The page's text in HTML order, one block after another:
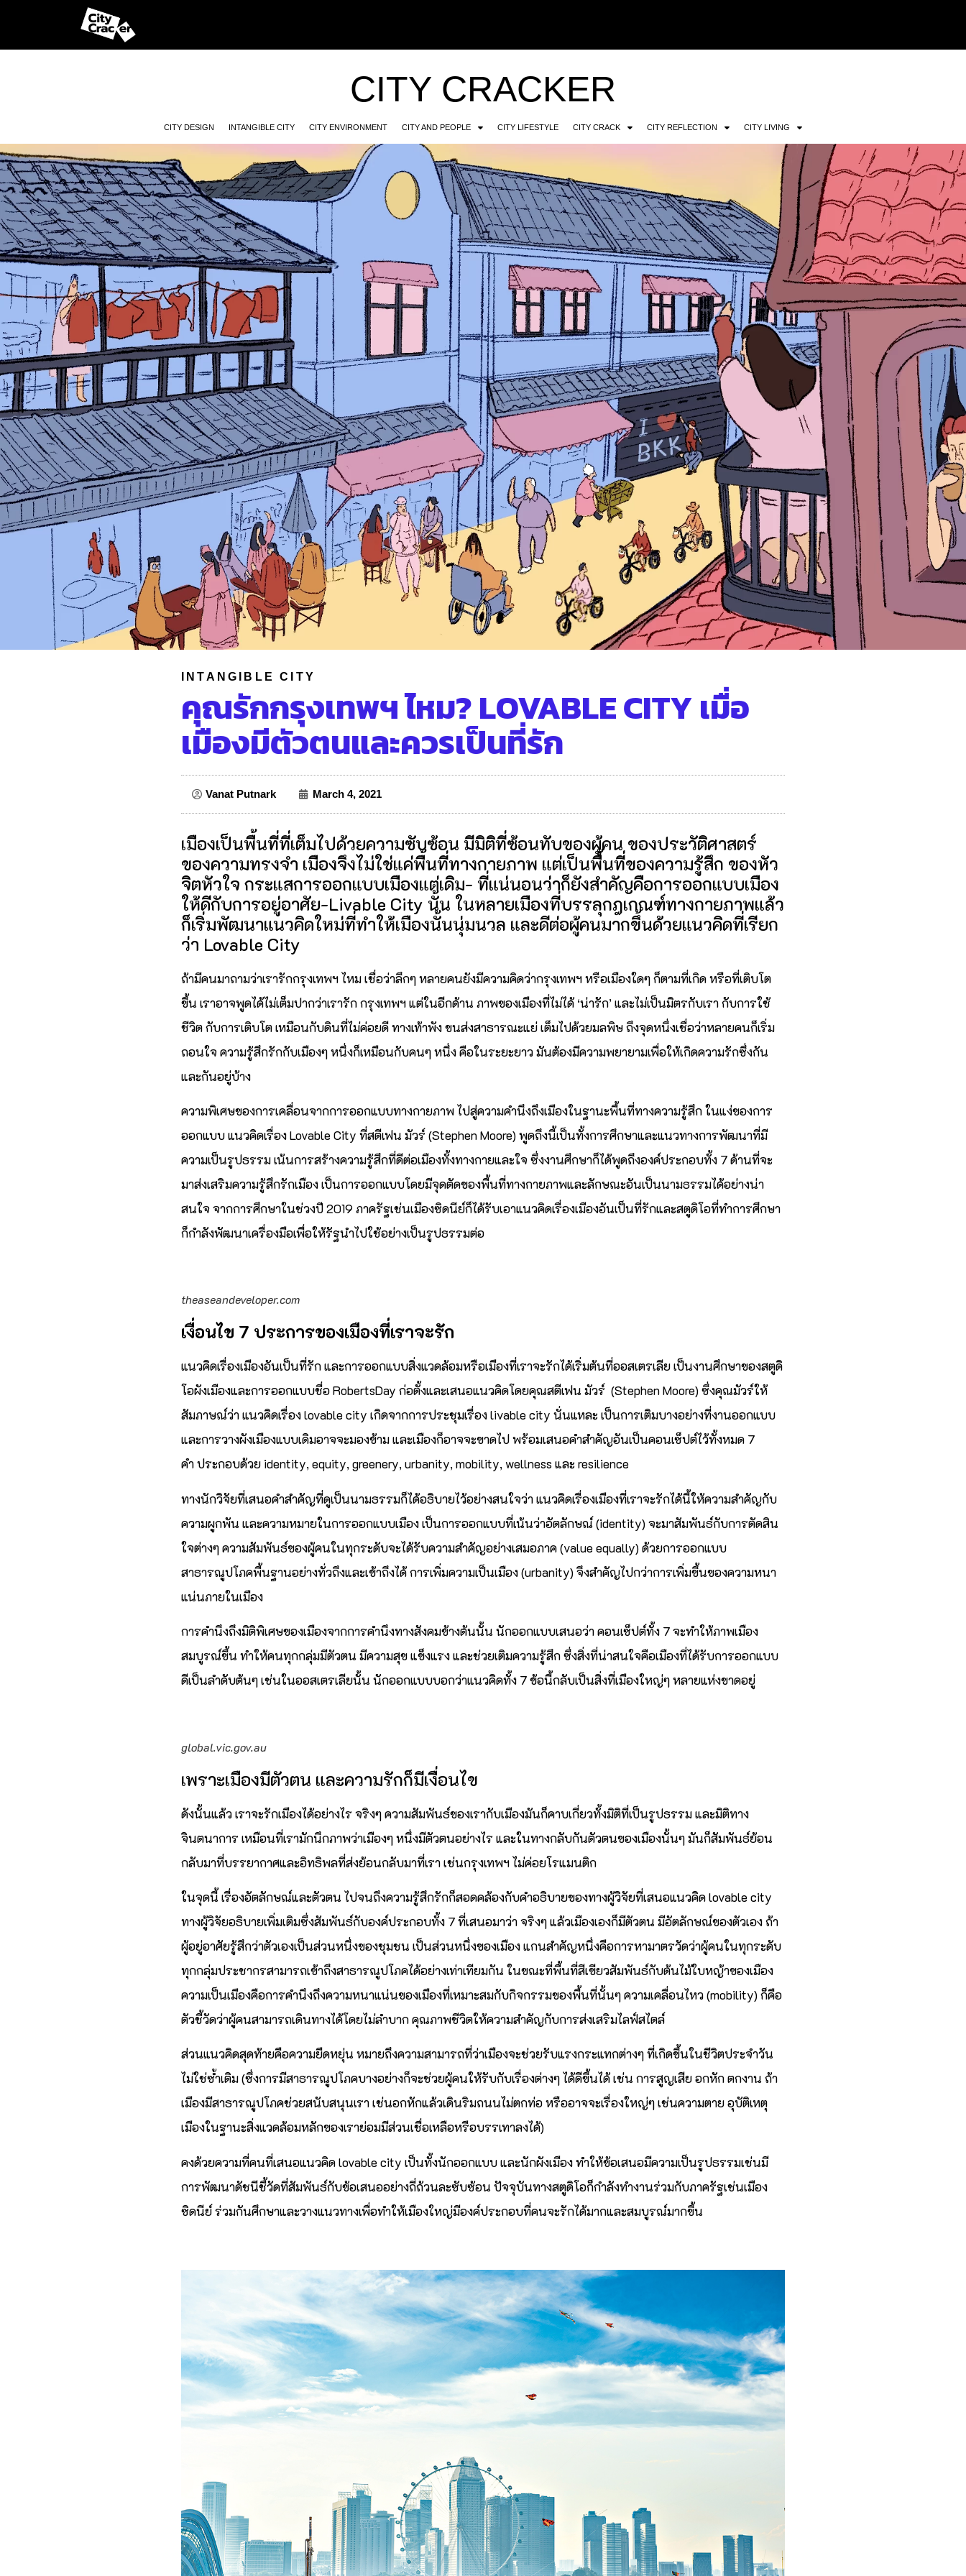
CITY CRACKER
CITY DESIGN INTANGIBLE CITY CITY ENVIRONMENT CITY AND PEOPLE CITY LIFESTYLE CITY CRACK CITY REFLECTION CITY LIVING
INTANGIBLE CITY
คุณรักกรุงเทพฯ ไหม? LOVABLE CITY เมื่อ
เมืองมีตัวตนและควรเป็นที่รัก
Vanat Putnark March 4, 2021
เมืองเป็นพื้นที่ที่เต็มไปด้วยความซับซ้อน มีมิติที่ซ้อนทับของผู้คน ของประวัติศาสตร์
ของความทรงจำ เมืองจึงไม่ใช่แค่พื้นที่ทางกายภาพ แต่เป็นพื้นที่ของความรู้สึก ของหัว
จิตหัวใจ กระแสการออกแบบเมืองแต่เดิม- ที่แน่นอนว่าก็ยังสำคัญคือการออกแบบเมือง
ให้ดีกับการอยู่อาศัย-Livable City นั้น ในหลายเมืองที่บรรลุกฎเกณฑ์ทางกายภาพแล้ว
ก็เริ่มพัฒนาแนวคิดใหม่ที่ทำให้เมืองนั้นนุ่มนวล และดีต่อผู้คนมากขึ้นด้วยแนวคิดที่เรียก
ว่า Lovable City
ถ้ามีคนมาถามว่าเรารักกรุงเทพฯ ไหม เชื่อว่าลึกๆ หลายคนยังมีความคิดว่ากรุงเทพฯ หรือเมืองใดๆ ก็ตามที่เกิด หรือที่เติบโต
ขึ้น เราอาจพูดได้ไม่เต็มปากว่าเรารัก กรุงเทพฯ แต่ในอีกด้าน ภาพของเมืองที่ไม่ได้ ‘น่ารัก’ และไม่เป็นมิตรกับเรา กับการใช้
ชีวิต กับการเติบโต เหมือนกับดินที่ไม่ค่อยดี ทางเท้าพัง ขนส่งสาธารณะแย่ เต็มไปด้วยมลพิษ ถึงจุดหนึ่งเชื่อว่าหลายคนก็เริ่ม
ถอนใจ ความรู้สึกรักกับเมืองๆ หนึ่งก็เหมือนกับคนๆ หนึ่ง คือในระยะยาว มันต้องมีความพยายามเพื่อให้เกิดความรักซึ่งกัน
และกันอยู่บ้าง
ความพิเศษของการเคลื่อนจากการออกแบบทางกายภาพ ไปสู่ความคำนึงถึงเมืองในฐานะพื้นที่ทางความรู้สึก ในแง่ของการ
ออกแบบ แนวคิดเรื่อง Lovable City ที่สตีเฟน มัวร์ (Stephen Moore) พูดถึงนี้เป็นทั้งการศึกษาและแนวทางการพัฒนาที่มี
ความเป็นรูปธรรม เน้นการสร้างความรู้สึกที่ดีต่อเมืองทั้งทางกายและใจ ซึ่งงานศึกษาก็ได้พูดถึงองค์ประกอบทั้ง 7 ด้านที่จะ
มาส่งเสริมความรู้สึกรักเมือง เป็นการออกแบบโดยมีจุดตัดของพื้นที่ทางกายภาพและลักษณะอันเป็นนามธรรมได้อย่างน่า
สนใจ จากการศึกษาในช่วงปี 2019 ภาครัฐเช่นเมืองซิดนีย์ก็ได้รับเอาแนวคิดเรื่องเมืองอันเป็นที่รักและสตูดิโอที่ทำการศึกษา
ก็กำลังพัฒนาเครื่องมือเพื่อให้รัฐนำไปใช้อย่างเป็นรูปธรรมต่อ
theaseandeveloper.com
เงื่อนไข 7 ประการของเมืองที่เราจะรัก
แนวคิดเรื่องเมืองอันเป็นที่รัก และการออกแบบสิ่งแวดล้อมหรือเมืองที่เราจะรักได้เริ่มต้นที่ออสเตรเลีย เป็นงานศึกษาของสตูดิ
โอผังเมืองและการออกแบบชื่อ RobertsDay ก่อตั้งและเสนอแนวคิดโดยคุณสตีเฟน มัวร์ (Stephen Moore) ซึ่งคุณมัวร์ให้
สัมภาษณ์ว่า แนวคิดเรื่อง lovable city เกิดจากการประชุมเรื่อง livable city นั่นแหละ เป็นการเติมบางอย่างที่งานออกแบบ
และการวางผังเมืองแบบเดิมอาจจะมองข้าม และเมืองก็อาจจะขาดไป พร้อมเสนอคำสำคัญอันเป็นคอนเซ็ปต์ไว้ทั้งหมด 7
คำ ประกอบด้วย identity, equity, greenery, urbanity, mobility, wellness และ resilience
ทางนักวิจัยที่เสนอคำสำคัญที่ดูเป็นนามธรรมก็ได้อธิบายไว้อย่างสนใจว่า แนวคิดเรื่องเมืองที่เราจะรักได้นี้ให้ความสำคัญกับ
ความผูกพัน และความหมายในการออกแบบเมือง เป็นการออกแบบที่เน้นว่าอัตลักษณ์ (identity) จะมาสัมพันธ์กับการตัดสิน
ใจต่างๆ ความสัมพันธ์ของผู้คนในทุกระดับจะได้รับความสำคัญอย่างเสมอภาค (value equally) ด้วยการออกแบบ
สาธารณูปโภคพื้นฐานอย่างทั่วถึงและเข้าถึงได้ การเพิ่มความเป็นเมือง (urbanity) จึงสำคัญไปกว่าการเพิ่มขึ้นของความหนา
แน่นภายในเมือง
การคำนึงถึงมิติพิเศษของเมืองจากการคำนึงทางสังคมข้างต้นนั้น นักออกแบบเสนอว่า คอนเซ็ปต์ทั้ง 7 จะทำให้ภาพเมือง
สมบูรณ์ขึ้น ทำให้คนทุกกลุ่มมีตัวตน มีความสุข แข็งแรง และช่วยเติมความรู้สึก ซึ่งสิ่งที่น่าสนใจคือเมืองที่ได้รับการออกแบบ
ดีเป็นลำดับต้นๆ เช่นในออสเตรเลียนั้น นักออกแบบบอกว่าแนวคิดทั้ง 7 ข้อนี้กลับเป็นสิ่งที่เมืองใหญ่ๆ หลายแห่งขาดอยู่
global.vic.gov.au
เพราะเมืองมีตัวตน และความรักก็มีเงื่อนไข
ดังนั้นแล้ว เราจะรักเมืองได้อย่างไร จริงๆ ความสัมพันธ์ของเรากับเมืองมันก็คาบเกี่ยวทั้งมิติที่เป็นรูปธรรม และมิติทาง
จินตนาการ เหมือนที่เรามักนึกภาพว่าเมืองๆ หนึ่งมีตัวตนอย่างไร และในทางกลับกันตัวตนของเมืองนั้นๆ มันก็สัมพันธ์ย้อน
กลับมาที่บรรยากาศและอิทธิพลที่ส่งย้อนกลับมาที่เรา เช่นกรุงเทพฯ ไม่ค่อยโรแมนติก
ในจุดนี้ เรื่องอัตลักษณ์และตัวตน ไปจนถึงความรู้สึกรักก็สอดคล้องกับคำอธิบายของทางผู้วิจัยที่เสนอแนวคิด lovable city
ทางผู้วิจัยอธิบายเพิ่มเติมซึ่งสัมพันธ์กับองค์ประกอบทั้ง 7 ที่เสนอมาว่า จริงๆ แล้วเมืองเองก็มีตัวตน มีอัตลักษณ์ของตัวเอง ถ้า
ผู้อยู่อาศัยรู้สึกว่าตัวเองเป็นส่วนหนึ่งของชุมชน เป็นส่วนหนึ่งของเมือง แกนสำคัญหนึ่งคือการหามาตรวัดว่าผู้คนในทุกระดับ
ทุกกลุ่มประชากรสามารถเข้าถึงสาธารณูปโภคได้อย่างเท่าเทียมกัน ในขณะที่พื้นที่สีเขียวสัมพันธ์กับต้นไม้ใบหญ้าของเมือง
ความเป็นเมืองคือการคำนึงถึงความหนาแน่นของเมืองที่เหมาะสมกับกิจกรรมของพื้นที่นั้นๆ ความเคลื่อนไหว (mobility) ก็คือ
ตัวชี้วัดว่าผู้คนสามารถเดินทางได้โดยไม่ลำบาก คุณภาพชีวิตให้ความสำคัญกับการส่งเสริมไลฟ์สไตล์
ส่วนแนวคิดสุดท้ายคือความยืดหยุ่น หมายถึงความสามารถที่ว่าเมืองจะช่วยรับแรงกระแทกต่างๆ ที่เกิดขึ้นในชีวิตประจำวัน
ไม่ใช่ซ้ำเติม (ซึ่งการมีสาธารณูปโภคบางอย่างก็จะช่วยผู้คนให้รับกับเรื่องต่างๆ ได้ดีขึ้นได้ เช่น การสูญเสีย อกหัก ตกงาน ถ้า
เมืองมีสาธารณูปโภคช่วยสนับสนุนเรา เช่นอกหักแล้วเดินริมถนนไม่ตกท่อ หรืออาจจะเรื่องใหญ่ๆ เช่นความตาย อุบัติเหตุ
เมืองในฐานะสิ่งแวดล้อมหลักของเราย่อมมีส่วนเชื่อเหลือหรือบรรเทาลงได้)
คงด้วยความที่คนที่เสนอแนวคิด lovable city เป็นทั้งนักออกแบบ และนักผังเมือง ทำให้ข้อเสนอมีความเป็นรูปธรรมเช่นมี
การพัฒนาดัชนีชี้วัดที่สัมพันธ์กับข้อเสนออย่างถี่ถ้วนละซับซ้อน ปัจจุบันทางสตูดิโอก็กำลังทำงานร่วมกับภาครัฐเช่นเมือง
ซิดนีย์ ร่วมกันศึกษาและวางแนวทางเพื่อทำให้เมืองใหญ่มีองค์ประกอบที่คนจะรักได้มากและสมบูรณ์มากขึ้น